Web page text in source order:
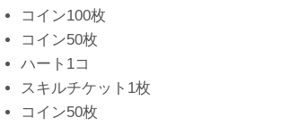
コイン100枚
コイン50枚
ハート1コ
スキルチケット1枚
コイン50枚